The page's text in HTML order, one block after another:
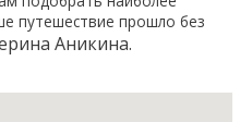
путешествие прошло без
Аникина.